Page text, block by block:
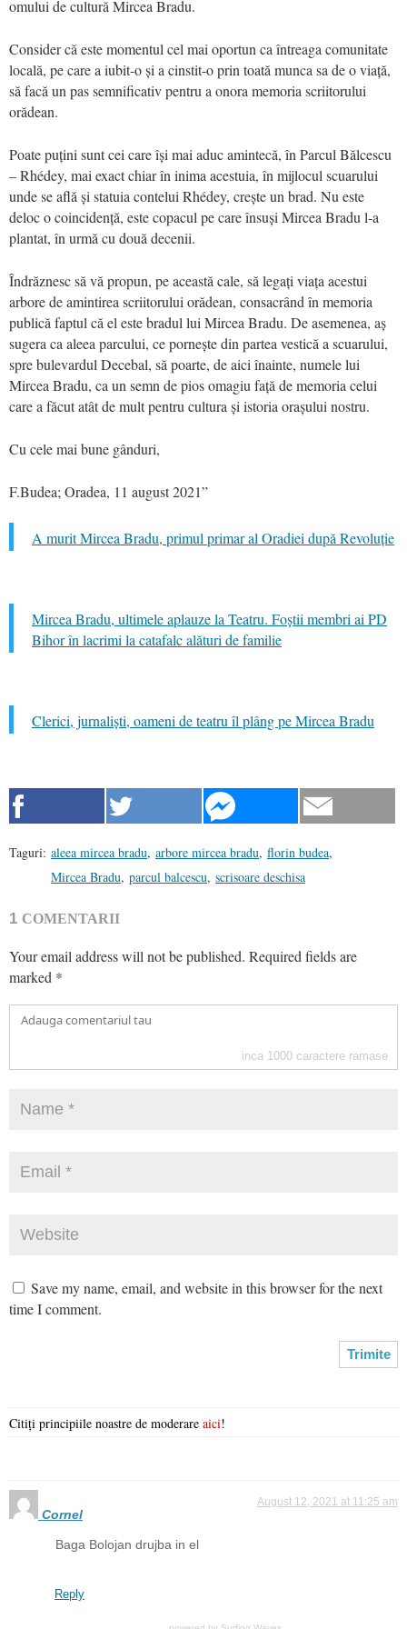
omului de cultură Mircea Bradu.
Consider că este momentul cel mai oportun ca întreaga comunitate
locală, pe care a iubit-o și a cinstit-o prin toată munca sa de o viață,
să facă un pas semnificativ pentru a onora memoria scriitorului
orădean.
Poate puțini sunt cei care își mai aduc amintecă, în Parcul Bălcescu
– Rhédey, mai exact chiar în inima acestuia, în mijlocul scuarului
unde se află și statuia contelui Rhédey, crește un brad. Nu este
deloc o coincidență, este copacul pe care însuși Mircea Bradu l-a
plantat, în urmă cu două decenii.
Îndrăznesc să vă propun, pe această cale, să legați viața acestui
arbore de amintirea scriitorului orădean, consacrând în memoria
publică faptul că el este bradul lui Mircea Bradu. De asemenea, aș
sugera ca aleea parcului, ce pornește din partea vestică a scuarului,
spre bulevardul Decebal, să poarte, de aici înainte, numele lui
Mircea Bradu, ca un semn de pios omagiu față de memoria celui
care a făcut atât de mult pentru cultura și istoria orașului nostru.
Cu cele mai bune gânduri,
F.Budea; Oradea, 11 august 2021”
A murit Mircea Bradu, primul primar al Oradiei după Revoluție
Mircea Bradu, ultimele aplauze la Teatru. Foștii membri ai PD
Bihor în lacrimi la catafalc alături de familie
Clerici, jurnaliști, oameni de teatru îl plâng pe Mircea Bradu
Taguri: aleea mircea bradu, arbore mircea bradu, florin budea,
Mircea Bradu, parcul balcescu, scrisoare deschisa
1 COMENTARII
Your email address will not be published. Required fields are
marked *
inca 1000 caractere ramase
Save my name, email, and website in this browser for the next
time I comment.
Citiți principiile noastre de moderare aici!
Cornel
August 12, 2021 at 11:25 am
Baga Bolojan drujba in el
Reply